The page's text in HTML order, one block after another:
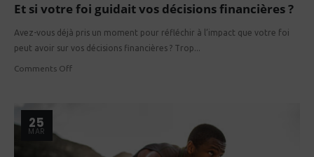
Et si votre foi guidait vos décisions financières ?
Avez-vous déjà pris un moment pour réfléchir à l’impact que votre foi
peut avoir sur vos décisions financières ? Trop...
Comments Off
25
MAR